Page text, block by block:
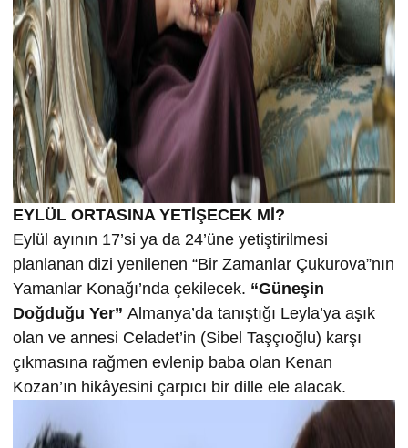
EYLÜL ORTASINA YETİŞECEK Mİ?
Eylül ayının 17’si ya da 24’üne yetiştirilmesi
planlanan dizi yenilenen “Bir Zamanlar Çukurova”nın
Yamanlar Konağı’nda çekilecek. “Güneşin
Doğduğu Yer” Almanya’da tanıştığı Leyla’ya aşık
olan ve annesi Celadet’in (Sibel Taşçıoğlu) karşı
çıkmasına rağmen evlenip baba olan Kenan
Kozan’ın hikâyesini çarpıcı bir dille ele alacak.